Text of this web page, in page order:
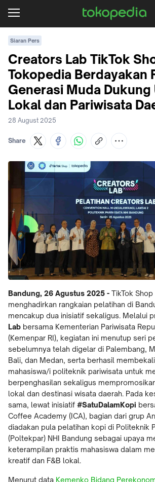
Siaran Pers
Creators Lab TikTok
Tokopedia Berdayakan
Generasi Muda Dukung
Lokal dan Pariwisata
28 August 2025
Share
Bandung, 26 Agustus 2025 - TikTok
menghadirkan rangkaian pelatihan di
mencakup dua inisiatif sekaligus. Melalui
Lab bersama Kementerian Pariwisata
(Kemenpar RI), kegiatan ini menutup seri
sebelumnya telah digelar di Palembang,
Bali, dan Medan, serta berhasil
mahasiswa/i politeknik pariwisata untuk
berpenghasilan sekaligus
lokal dan destinasi wisata daerah. Pada
sama, lewat inisiatif #SatuDalamKopi
Coffee Academy (ICA), bagian dari grup
diadakan pula pelatihan kopi di Politeknik
(Poltekpar) NHI Bandung sebagai upaya
keterampilan praktis mahasiswa dalam
kreatif dan F&B lokal.
Menurut data Kemenko Bidang